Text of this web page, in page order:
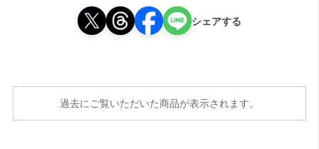
シェアする
過去にご覧いただいた商品が表示されます。